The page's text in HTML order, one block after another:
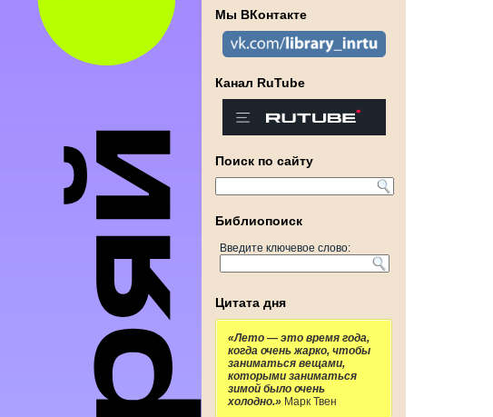
Мы ВКонтакте
Канал RuTube
Поиск по сайту
Библиопоиск
Введите ключевое слово:
Цитата дня
«Лето — это время года,
когда очень жарко, чтобы
заниматься вещами,
которыми заниматься
зимой было очень
холодно.» Марк Твен